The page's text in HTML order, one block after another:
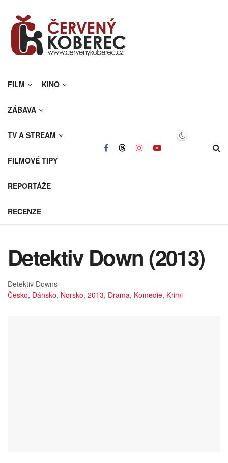
FILM KINO
ZÁBAVA
TV A STREAM
FILMOVÉ TIPY
REPORTÁŽE
RECENZE
Detektiv Down (2013)
Detektiv Downs
Česko, Dánsko, Norsko, 2013, Drama, Komedie, Krimi